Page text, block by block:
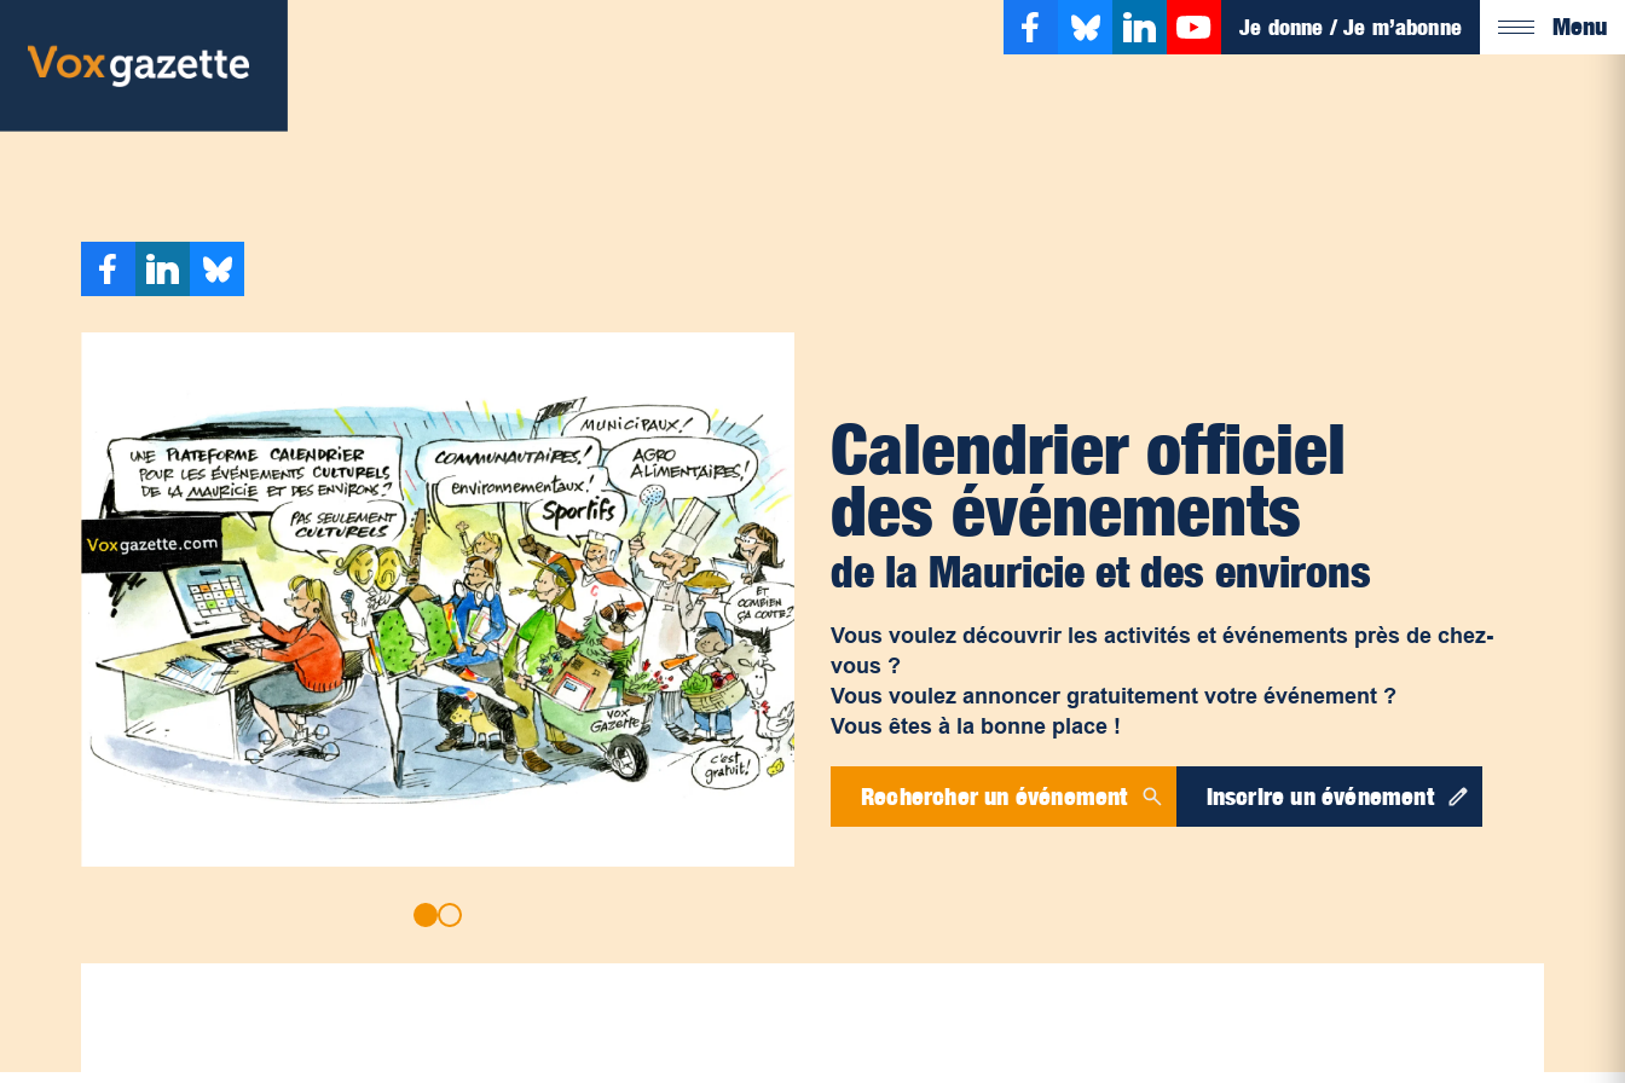
Je donne / Je m’abonne Menu
Calendrier officiel
des événements
de la Mauricie et des environs
Vous voulez découvrir les activités et événements près de chez-
vous ?
Vous voulez annoncer gratuitement votre événement ?
Vous êtes à la bonne place !
Rechercher un événement Inscrire un événement